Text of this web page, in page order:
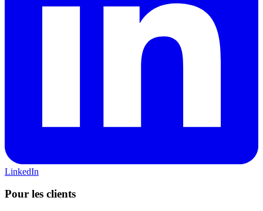
LinkedIn
Pour les clients